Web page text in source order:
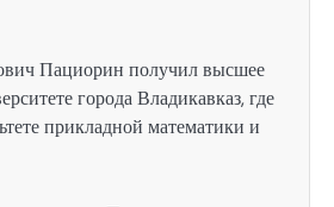
Пациорин получил высшее
города Владикавказ, где
прикладной математики и